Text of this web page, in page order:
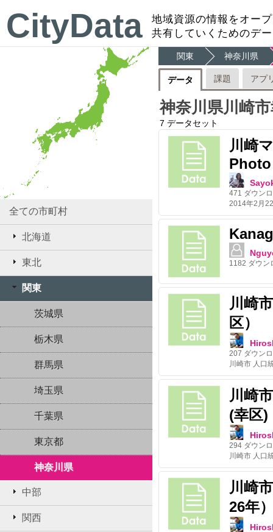
CityData
地域資源の情報をオー
共有していくためのデ
全ての市町村
北海道
東北
関東
茨城県
栃木県
群馬県
埼玉県
千葉県
東京都
神奈川県
中部
関西
関東 神奈川県
データ 課題 アプ
神奈川県川崎
7 データセット
川崎
471 ダウン
1182 ダウン
川崎
区）
207 ダウン
川崎市 人口
川崎
(幸区)
294 ダウン
川崎市 人口
川崎
26年